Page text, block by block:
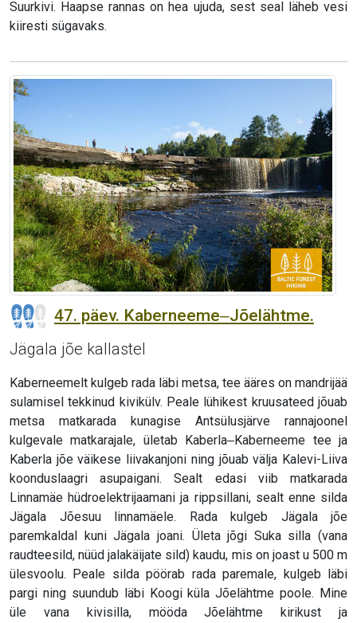
Suurkivi. Haapse rannas on hea ujuda, sest seal läheb vesi
kiiresti sügavaks.
47. päev. Kaberneeme‒Jõelähtme.
Jägala jõe kallastel
Kaberneemelt kulgeb rada läbi metsa, tee ääres on mandrijää
sulamisel tekkinud kivikülv. Peale lühikest kruusateed jõuab
metsa matkarada kunagise Antsülusjärve rannajoonel
kulgevale matkarajale, ületab Kaberla‒Kaberneeme tee ja
Kaberla jõe väikese liivakanjoni ning jõuab välja Kalevi-Liiva
koonduslaagri asupaigani. Sealt edasi viib matkarada
Linnamäe hüdroelektrijaamani ja rippsillani, sealt enne silda
Jägala Jõesuu linnamäele. Rada kulgeb Jägala jõe
paremkaldal kuni Jägala joani. Ületa jõgi Suka silla (vana
raudteesild, nüüd jalakäijate sild) kaudu, mis on joast u 500 m
ülesvoolu. Peale silda pöörab rada paremale, kulgeb läbi
pargi ning suundub läbi Koogi küla Jõelähtme poole. Mine
üle vana kivisilla, mööda Jõelähtme kirikust ja